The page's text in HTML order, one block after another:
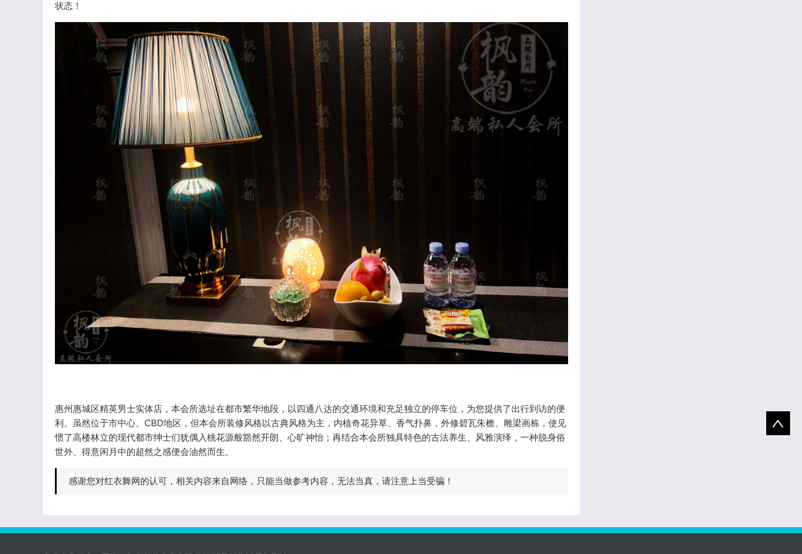
状态！
惠州惠城区精英男士实体店，本会所选址在都市繁华地段，以四通八达的交通环境和充足独立的停车位，为您提供了出行到访的便
利。虽然位于市中心、CBD地区，但本会所装修风格以古典风格为主，内植奇花异草、香气扑鼻，外修碧瓦朱檐、雕梁画栋，使见
惯了高楼林立的现代都市绅士们犹偶入桃花源般豁然开朗、心旷神怡；再结合本会所独具特色的古法养生、风雅演绎，一种脱身俗
世外、得意闲月中的超然之感便会油然而生。
感谢您对红衣舞网的认可，相关内容来自网络，只能当做参考内容，无法当真，请注意上当受骗！